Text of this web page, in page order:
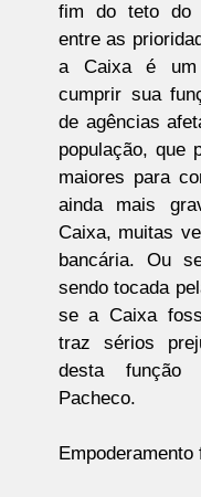
fim do teto do
entre as
a Caixa é um
cumprir sua
de agências
população, que
maiores para
ainda mais
Caixa, muitas
bancária. Ou
sendo tocada
se a Caixa
traz sérios
desta função
Pacheco.
Empoderamento